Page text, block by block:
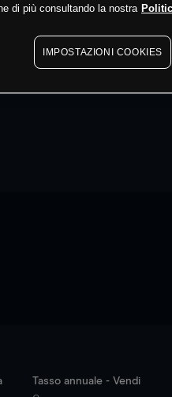
Tasso annuale - Vendi
di più consultando la nostra
IMPOSTAZIONI COOKIES